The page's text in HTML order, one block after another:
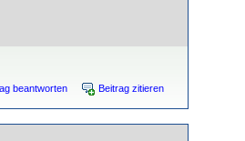
beantworten Beitrag zitieren